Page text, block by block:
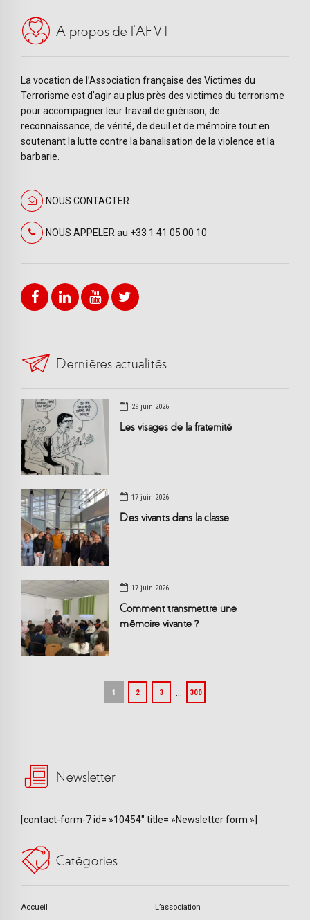
A propos de l’AFVT
La vocation de l’Association française des Victimes du
Terrorisme est d’agir au plus près des victimes du terrorisme
pour accompagner leur travail de guérison, de
reconnaissance, de vérité, de deuil et de mémoire tout en
soutenant la lutte contre la banalisation de la violence et la
barbarie.
NOUS CONTACTER
NOUS APPELER au +33 1 41 05 00 10
Dernières actualités
29 juin 2026
Les visages de la fraternité
17 juin 2026
Des vivants dans la classe
17 juin 2026
Comment transmettre une
mémoire vivante ?
1 2 3 300
Newsletter
[contact-form-7 id= »10454″ title= »Newsletter form »]
Catégories
Accueil L’association